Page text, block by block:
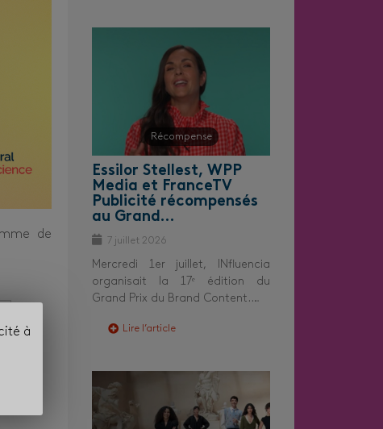
de
Récompense
Essilor Stellest, WPP
Media et FranceTV
Publicité récompensés
au Grand…
7 juillet 2026
Mercredi 1er juillet, INfluencia
organisait la 17ᵉ édition du
Grand Prix du Brand Content.…
Lire l’article
à